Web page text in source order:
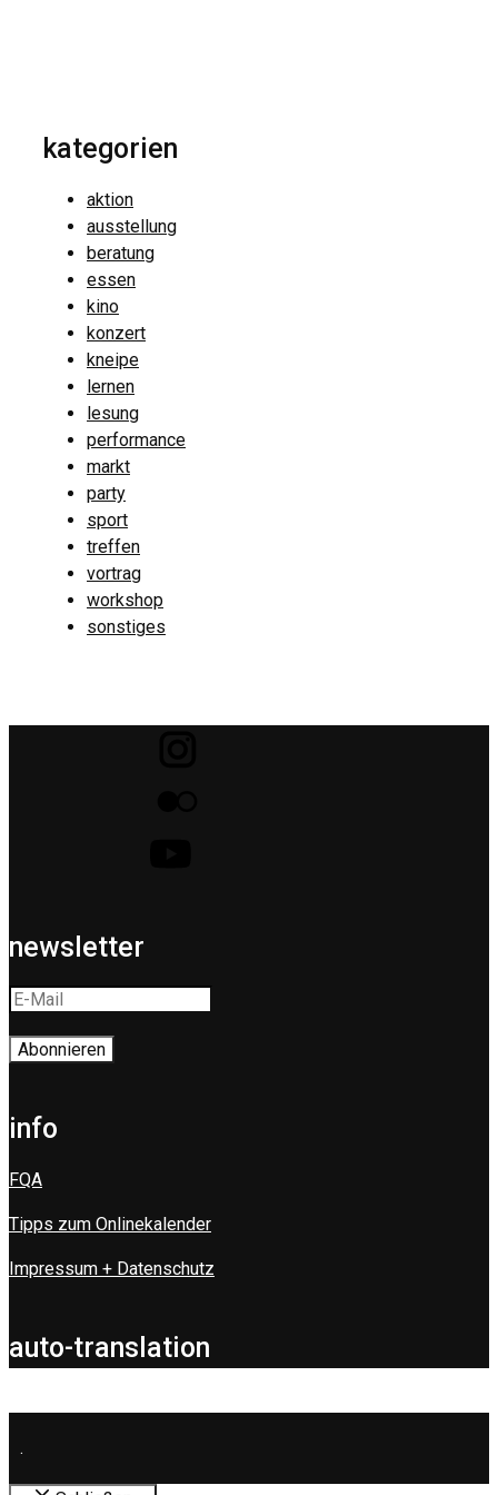
kategorien
aktion
ausstellung
beratung
essen
kino
konzert
kneipe
lernen
lesung
performance
markt
party
sport
treffen
vortrag
workshop
sonstiges
newsletter
info
FQA
Tipps zum Onlinekalender
Impressum + Datenschutz
auto-translation
.